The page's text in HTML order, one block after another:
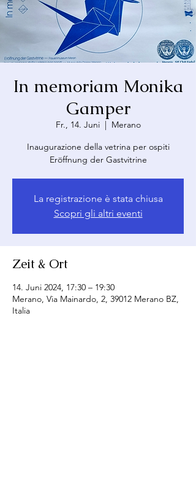
In memoriam Monika
Gamper
Fr., 14. Juni
  |
Merano
Inaugurazione della vetrina per ospiti
Eröffnung der Gastvitrine
La registrazione è stata chiusa
Scopri gli altri eventi
Zeit & Ort
14. Juni 2024, 17:30 – 19:30
Merano, Via Mainardo, 2, 39012 Merano BZ,
Italia